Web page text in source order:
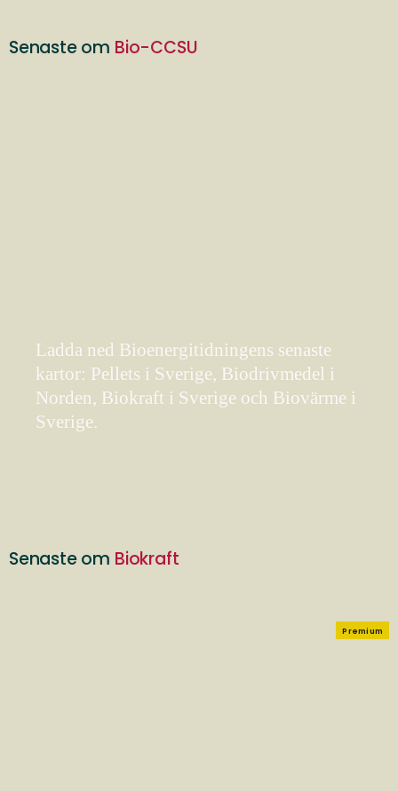
Senaste om Bio-CCSU
Ladda ned Bioenergitidningens senaste
kartor: Pellets i Sverige, Biodrivmedel i
Norden, Biokraft i Sverige och Biovärme i
Sverige.
Senaste om Biokraft
Premium